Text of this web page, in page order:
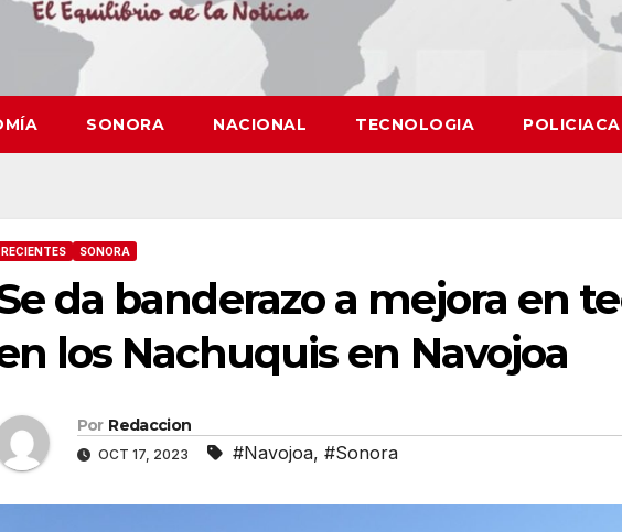
SONORA NACIONAL TECNOLOGIA POLICIACA
RECIENTES SONORA
da banderazo a mejora en
los Nachuquis en Navojoa
Por Redaccion
OCT 17, 2023 #Navojoa, #Sonora